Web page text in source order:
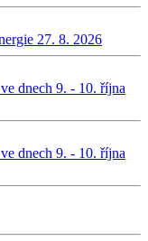
27. 8. 2026
dnech 9. - 10. října
dnech 9. - 10. října